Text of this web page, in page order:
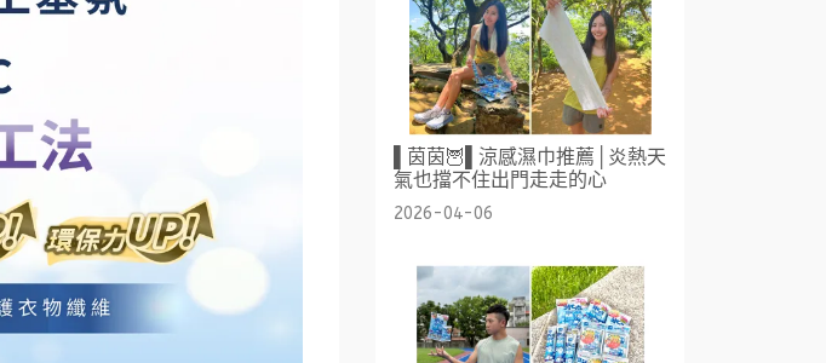
▌茵茵🦉▌涼感濕巾推薦│炎熱天
氣也擋不住出門走走的心
2026-04-06